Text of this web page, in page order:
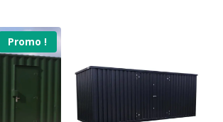
975.00€.875.00€.
Promo !